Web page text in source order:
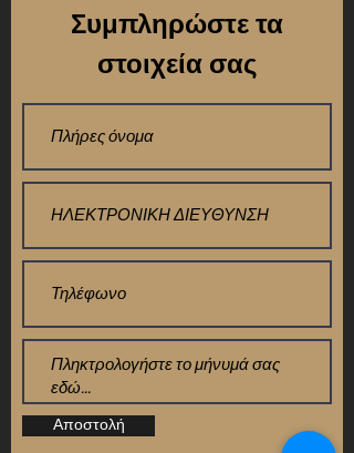
Συμπληρώστε τα
στοιχεία σας
Αποστολή